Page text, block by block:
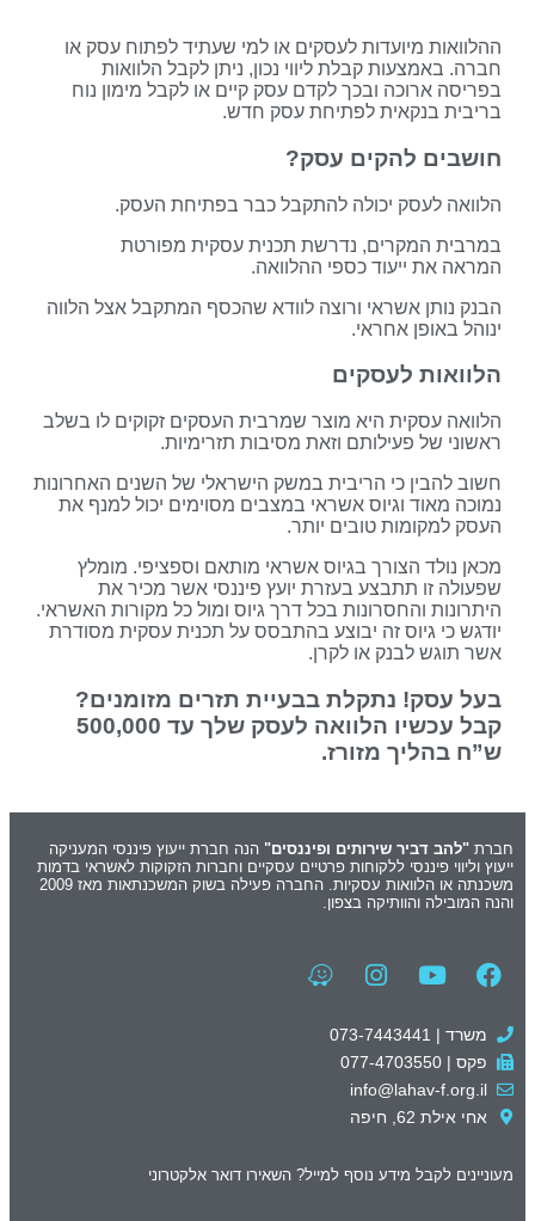
ההלוואות מיועדות לעסקים או למי שעתיד לפתוח עסק או
חברה. באמצעות קבלת ליווי נכון, ניתן לקבל הלוואות
בפריסה ארוכה ובכך לקדם עסק קיים או לקבל מימון נוח
בריבית בנקאית לפתיחת עסק חדש.
חושבים להקים עסק?
הלוואה לעסק יכולה להתקבל כבר בפתיחת העסק.
במרבית המקרים, נדרשת תכנית עסקית מפורטת
המראה את ייעוד כספי ההלוואה.
הבנק נותן אשראי ורוצה לוודא שהכסף המתקבל אצל הלווה
ינוהל באופן אחראי.
הלוואות לעסקים
הלוואה עסקית היא מוצר שמרבית העסקים זקוקים לו בשלב
ראשוני של פעילותם וזאת מסיבות תזרימיות.
חשוב להבין כי הריבית במשק הישראלי של השנים האחרונות
נמוכה מאוד וגיוס אשראי במצבים מסוימים יכול למנף את
העסק למקומות טובים יותר.
מכאן נולד הצורך בגיוס אשראי מותאם וספציפי. מומלץ
שפעולה זו תתבצע בעזרת יועץ פיננסי אשר מכיר את
היתרונות והחסרונות בכל דרך גיוס ומול כל מקורות האשראי.
יודגש כי גיוס זה יבוצע בהתבסס על תכנית עסקית מסודרת
אשר תוגש לבנק או לקרן.
בעל עסק! נתקלת בבעיית תזרים מזומנים?
קבל עכשיו הלוואה לעסק שלך עד 500,000
ש”ח בהליך מזורז.
חברת "להב דביר שירותים ופיננסים" הנה חברת ייעוץ פיננסי המעניקה
ייעוץ וליווי פיננסי ללקוחות פרטיים עסקיים וחברות הזקוקות לאשראי בדמות
משכנתה או הלוואות עסקיות. החברה פעילה בשוק המשכנתאות מאז 2009
והנה המובילה והוותיקה בצפון.
משרד | 073-7443441
פקס | 077-4703550
info@lahav-f.org.il
אחי אילת 62, חיפה
מעוניינים לקבל מידע נוסף למייל? השאירו דואר אלקטרוני